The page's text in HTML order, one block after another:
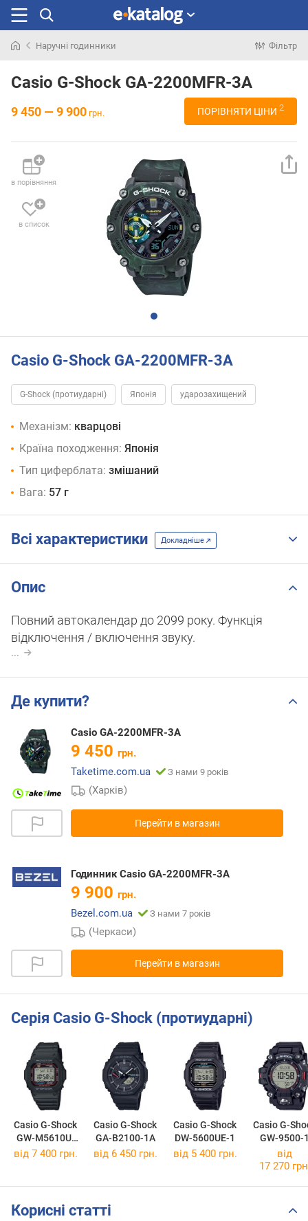
раніше
Наручні годинники Фільтр
Casio G-Shock GA-2200MFR-3A
9 450 — 9 900 грн. ПОРІВНЯТИ ЦІНИ 2
в порівняння
в список
Casio G-Shock GA-2200MFR-3A
G-Shock (протиударні) Японія ударозахищений
Механізм: кварцові
Країна походження: Японія
Тип циферблата: змішаний
Вага: 57 г
Всі характеристики Докладніше
Опис
Повний автокалендар до 2099 року. Функція
відключення / включення звуку.
...
Де купити?
Casio GA-2200MFR-3A
9 450 грн.
Taketime.com.ua
З нами 9 років
(Харків)
Перейти в магазин
Годинник Casio GA-2200MFR-3A
9 900 грн.
Bezel.com.ua
З нами 7 років
(Черкаси)
Перейти в магазин
Серія Casio G-Shock (протиударні)
Casio G-Shock
GW-M5610U-
1E
Casio G-Shock
GA-B2100-1A
Casio G-Shock
DW-5600UE-1
Casio G-
GW-9500-
від 7 400 грн. від 6 450 грн. від 5 400 грн.
від
17 270
Корисні статті